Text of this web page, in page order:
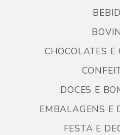
CHOCOLATES E
DOCES E
EMBALAGENS E
FESTA E